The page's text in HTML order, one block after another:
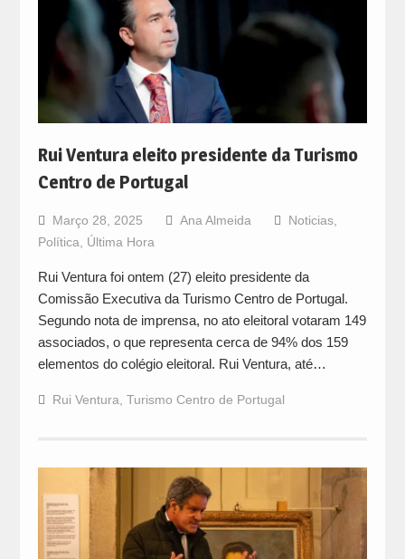
Rui Ventura eleito presidente da Turismo
Centro de Portugal
Março 28, 2025 Ana Almeida Noticias,
Política
Última Hora
Rui Ventura foi ontem (27) eleito presidente da
Comissão Executiva da Turismo Centro de Portugal.
Segundo nota de imprensa, no ato eleitoral votaram 149
associados, o que representa cerca de 94% dos 159
elementos do colégio eleitoral. Rui Ventura, até…
Rui Ventura Turismo Centro de Portugal